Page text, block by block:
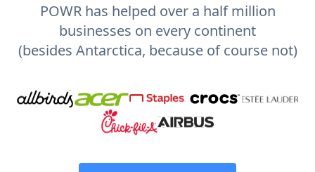
POWR has helped over a half million
businesses on every continent
(besides Antarctica, because of course not)